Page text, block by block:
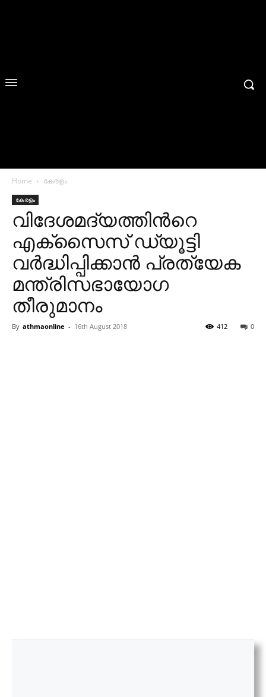
Home കേരളം
കേരളം
വിദേശമദ്യത്തിന്‍റെ
എക്സൈസ് ഡ്യൂട്ടി
വര്‍ദ്ധിപ്പിക്കാന്‍ പ്രത്യേക
മന്ത്രിസഭായോഗ
തീരുമാനം
By athmaonline - 16th August 2018 0
412